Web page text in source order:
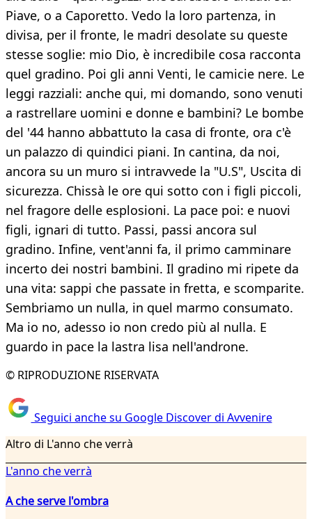
Piave, o a Caporetto. Vedo la loro partenza, in
divisa, per il fronte, le madri desolate su queste
stesse soglie: mio Dio, è incredibile cosa racconta
quel gradino. Poi gli anni Venti, le camicie nere. Le
leggi razziali: anche qui, mi domando, sono venuti
a rastrellare uomini e donne e bambini? Le bombe
del '44 hanno abbattuto la casa di fronte, ora c'è
un palazzo di quindici piani. In cantina, da noi,
ancora su un muro si intravvede la "U.S", Uscita di
sicurezza. Chissà le ore qui sotto con i figli piccoli,
nel fragore delle esplosioni. La pace poi: e nuovi
figli, ignari di tutto. Passi, passi ancora sul
gradino. Infine, vent'anni fa, il primo camminare
incerto dei nostri bambini. Il gradino mi ripete da
una vita: sappi che passate in fretta, e scomparite.
Sembriamo un nulla, in quel marmo consumato.
Ma io no, adesso io non credo più al nulla. E
guardo in pace la lastra lisa nell'androne.
© RIPRODUZIONE RISERVATA
Seguici anche su Google Discover di Avvenire
Altro di L'anno che verrà
L'anno che verrà
A che serve l'ombra